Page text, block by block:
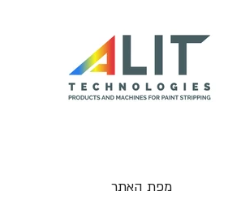
מפת האתר